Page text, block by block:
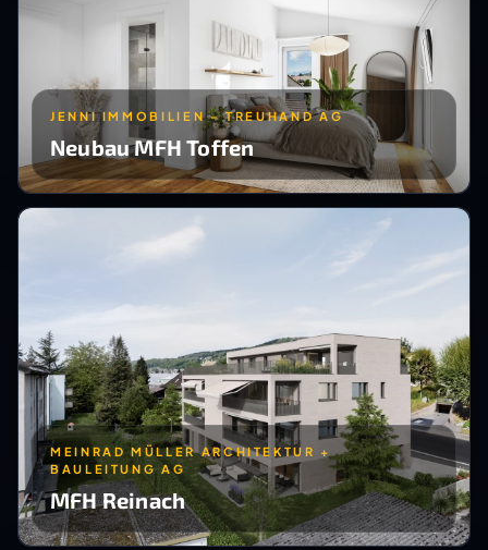
JENNI IMMOBILIEN - TREUHAND AG
Neubau MFH Toffen
MEINRAD MÜLLER ARCHITEKTUR +
BAULEITUNG AG
MFH Reinach